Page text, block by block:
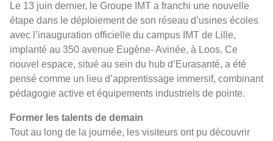
Le 13 juin dernier, le Groupe IMT a franchi une nouvelle
étape dans le déploiement de son réseau d’usines écoles
avec l’inauguration officielle du campus IMT de Lille,
implanté au 350 avenue Eugène- Avinée, à Loos. Ce
nouvel espace, situé au sein du hub d’Eurasanté, a été
pensé comme un lieu d’apprentissage immersif, combinant
pédagogie active et équipements industriels de pointe.
Former les talents de demain
Tout au long de la journée, les visiteurs ont pu découvrir